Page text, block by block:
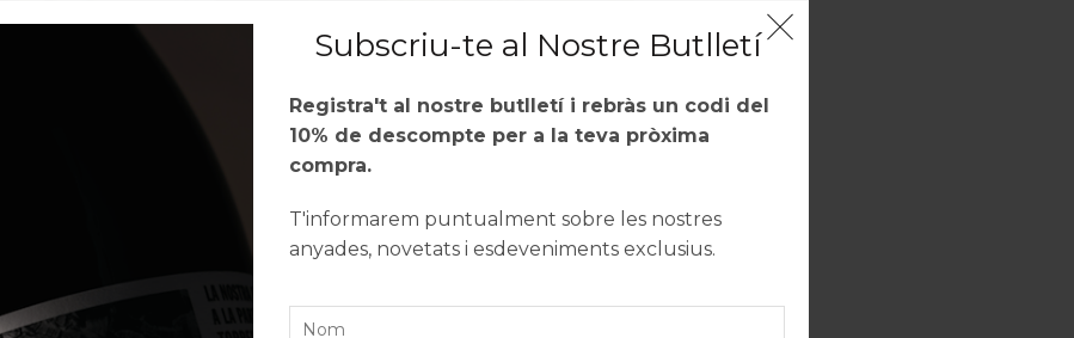
Subscriu-te al Nostre Butlletí
Registra't al nostre butlletí i rebràs un codi del
10% de descompte per a la teva pròxima
compra.
T'informarem puntualment sobre les nostres
anyades, novetats i esdeveniments exclusius.